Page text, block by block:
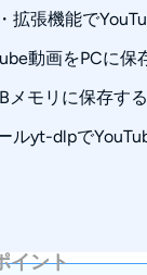
拡張機能で
ダウンロードで
ダウンロードで
動画をPCに保
ダウンローダ
ダウンローダ
ダウンローダ
メモリに保存す
ルyt-dlpで
画をPCにダウ
存すると、PC
だけ」で復習し
イント